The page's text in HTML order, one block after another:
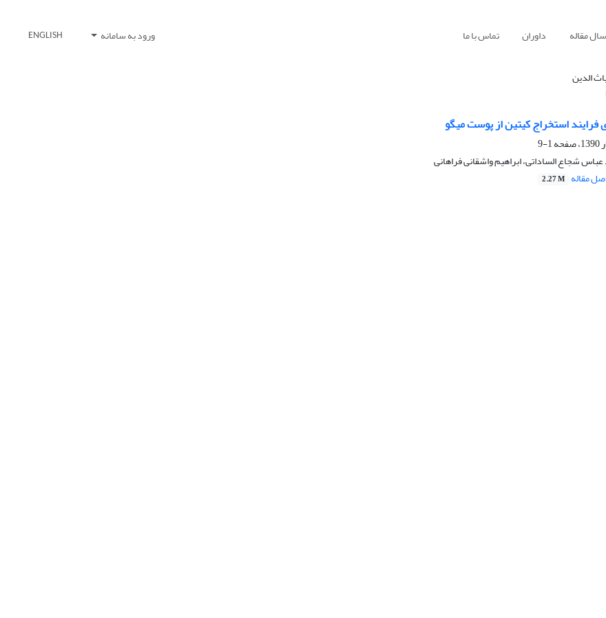
مقاله داوران تماس با ما ورود به سامانه ENGLISH
الدین
فرایند استخراج کیتین از پوست میگو
1-9
شجاع الساداتی، ابراهیم واشقانی فراهانی
مقاله 2.27 M